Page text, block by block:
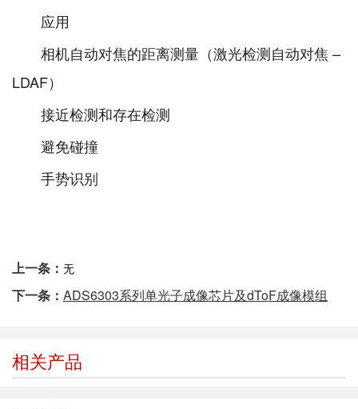
应用
相机自动对焦的距离测量（激光检测自动对焦 –
LDAF）
接近检测和存在检测
避免碰撞
手势识别
上一条： 无
下一条： ADS6303系列单光子成像芯片及dToF成像模组
相关产品